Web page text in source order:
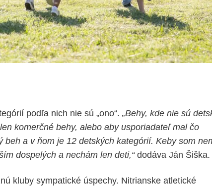
podľa nich nie sú „ono“. „Behy, kde nie sú
komerčné behy, alebo aby usporiadateľ mal čo
beh a v ňom je 12 detských kategórií. Keby som
dospelých a nechám len deti,“dodáva Ján Šiška.
kluby sympatické úspechy. Nitrianske atletické